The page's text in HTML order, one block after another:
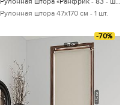
Рулонная штора 47х170 см - 1 шт.
-70%